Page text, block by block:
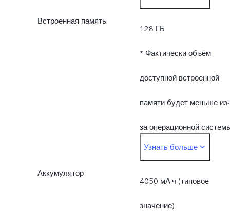
приложений.
Встроенная память
128 ГБ
* Фактически объём
доступной встроенной
памяти будет меньше из-
за операционной
и предустановленных
приложений.
Узнать больше
Аккумулятор
4050 мА·ч (типовое
значение)